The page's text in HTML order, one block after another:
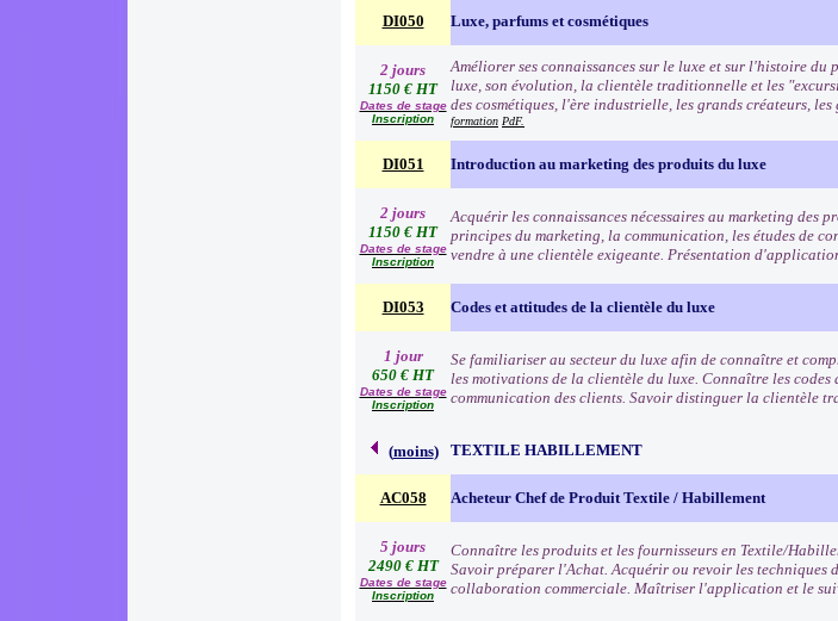
DI050 Luxe, parfums et cosmétiques
2 jours
1150 € HT
Dates de stage
Inscription
Améliorer ses connaissances sur le luxe et sur l'histoire du
luxe, son évolution, la clientèle traditionnelle et les
des cosmétiques, l'ère industrielle, les grands créateurs,
formation PdF.
DI051 Introduction au marketing des produits du luxe
2 jours
1150 € HT
Dates de stage
Inscription
Acquérir les connaissances nécessaires au marketing des
principes du marketing, la communication, les études de
vendre à une clientèle exigeante. Présentation
DI053 Codes et attitudes de la clientèle du luxe
1 jour
650 € HT
Dates de stage
Inscription
Se familiariser au secteur du luxe afin de connaître et
les motivations de la clientèle du luxe. Connaître les codes
communication des clients. Savoir distinguer la clientèle
(moins) TEXTILE HABILLEMENT
AC058 Acheteur Chef de Produit Textile / Habillement
5 jours
2490 € HT
Dates de stage
Inscription
Connaître les produits et les fournisseurs en Textile/
Savoir préparer l'Achat. Acquérir ou revoir les techniques
collaboration commerciale. Maîtriser l'application et le